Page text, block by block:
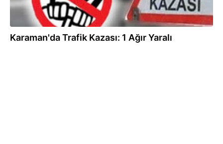
Karaman'da Trafik Kazası: 1 Ağır Yaralı